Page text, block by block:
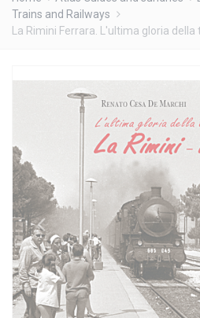
Trains and Railways
La Rimini Ferrara. L'ultima gloria